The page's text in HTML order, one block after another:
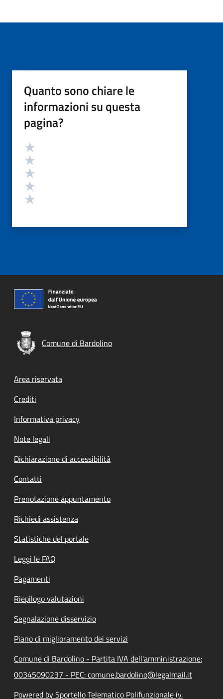
Quanto sono chiare le
informazioni su questa
pagina?
Valutazione
Comune di Bardolino
Footer menu
Area riservata
Crediti
Informativa privacy
Note legali
Dichiarazione di accessibilità
Contatti
Prenotazione appuntamento
Richiedi assistenza
Statistiche del portale
Leggi le FAQ
Pagamenti
Riepilogo valutazioni
Segnalazione disservizio
Piano di miglioramento dei servizi
Comune di Bardolino - Partita IVA dell'amministrazione:
00345090237 - PEC: comune.bardolino@legalmail.it
Powered by Sportello Telematico Polifunzionale (v.